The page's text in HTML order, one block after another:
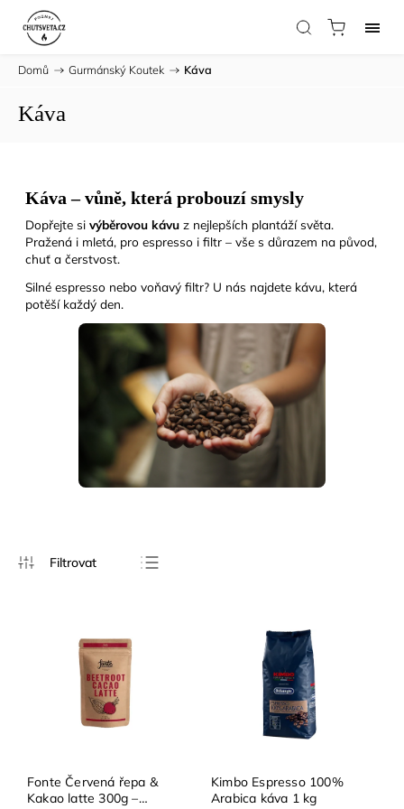
Domů / Gurmánský Koutek / Káva
Káva
Káva – vůně, která probouzí smysly
Dopřejte si výběrovou kávu z nejlepších plantáží světa.
Pražená i mletá, pro espresso i filtr – vše s důrazem na původ,
chuť a čerstvost.
Silné espresso nebo voňavý filtr? U nás najdete kávu, která
potěší každý den.
Fonte Červená řepa &
Kakao latte 300g –
Kimbo Espresso 100%
Arabica káva 1 kg